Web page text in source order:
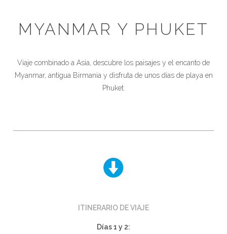
MYANMAR Y PHUKET
Viaje combinado a Asia, descubre los paisajes y el encanto de
Myanmar, antigua Birmania y disfruta de unos días de playa en
Phuket.
ITINERARIO DE VIAJE
Días 1 y 2: